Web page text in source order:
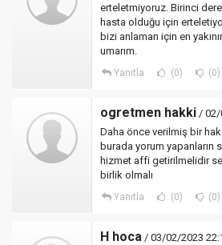
erteletmiyoruz. Birinci
hasta olduğu için
bizi anlaman için en
umarım.
Yanıtla (0) (0)
ogretmen hakki / 02/
Daha önce verilmiş bir
burada yorum yapanların
hizmet affi getirilmelidir
birlik olmalı
Yanıtla (0) (0)
H hoca / 03/02/2023